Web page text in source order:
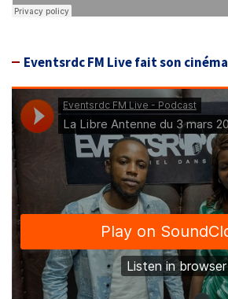
Eventsrdc FM Live fait son cinéma